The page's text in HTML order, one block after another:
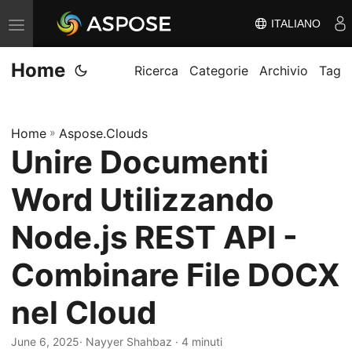
V
ä
x
n
i
g
e
r
i
n
g
ITALIANO
Home Ricerca Categorie Archivio Tag
Home » Aspose.Clouds
Unire Documenti
Word Utilizzando
Node.js REST API -
Combinare File DOCX
nel Cloud
June 6, 2025· Nayyer Shahbaz · 4 minuti